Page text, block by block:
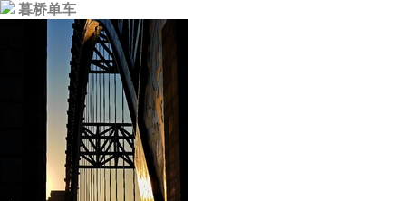
暮桥单车